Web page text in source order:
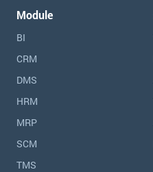
Module
BI
CRM
DMS
HRM
MRP
SCM
TMS